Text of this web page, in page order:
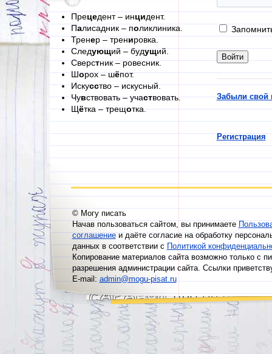
Прецедент – инцидент.
Палисадник – поликлиника.
Тренер – тренировка.
Следующий – будущий.
Сверстник – ровесник.
Шорох – шёпот.
Искусство – искусный.
Чувствовать – участвовать.
Щётка – трещотка.
Забыли свой
Регистрация
© Могу писать
Начав пользоваться сайтом, вы принимаете
соглашениеи даёте согласие на обработку
данных в соответствии сПолитикой
Копирование материалов сайта возможно только с
разрешения администрации сайта. Ссылки
E-mail:admin@mogu-pisat.ru